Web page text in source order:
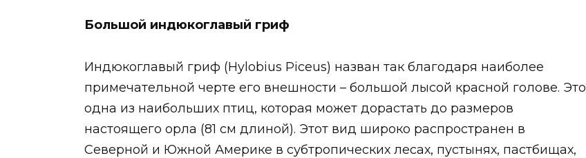
Большой индюкоглавый гриф
Индюкоглавый гриф (Hylobius Piceus) назван так благодаря наиболее
примечательной черте его внешности – большой лысой красной голове. Это
одна из наибольших птиц, которая может дорастать до размеров
настоящего орла (81 см длиной). Этот вид широко распространен в
Северной и Южной Америке в субтропических лесах, пустынях, пастбищах,